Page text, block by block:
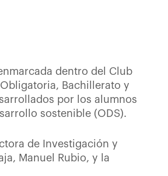
dentro del Club
Bachillerato y
por los alumnos
sostenible (ODS).
de Investigación y
Manuel Rubio, y la